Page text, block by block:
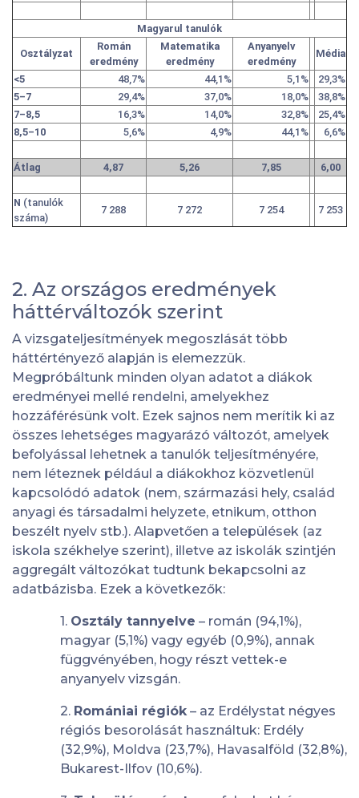
Magyarul tanulók
Osztályzat
Román
eredmény
Matematika
eredmény
Anyanyelv
eredmény
Média
<5 48,7% 44,1% 5,1%
29,3%
5–7
29,4% 37,0% 18,0%
38,8%
7–8,5
16,3% 14,0% 32,8%
25,4%
8,5–10
5,6% 4,9% 44,1% 6,6%
Átlag 4,87 5,26 7,85 6,00
N (tanulók
száma)
7 288 7 272 7 254 7 253
2. Az országos eredmények
háttérváltozók szerint
A vizsgateljesítmények megoszlását több
háttértényező alapján is elemezzük.
Megpróbáltunk minden olyan adatot a diákok
eredményei mellé rendelni, amelyekhez
hozzáférésünk volt. Ezek sajnos nem merítik ki az
összes lehetséges magyarázó változót, amelyek
befolyással lehetnek a tanulók teljesítményére,
nem léteznek például a diákokhoz közvetlenül
kapcsolódó adatok (nem, származási hely, család
anyagi és társadalmi helyzete, etnikum, otthon
beszélt nyelv stb.). Alapvetően a települések (az
iskola székhelye szerint), illetve az iskolák szintjén
aggregált változókat tudtunk bekapcsolni az
adatbázisba. Ezek a következők:
1. Osztály tannyelve – román (94,1%),
magyar (5,1%) vagy egyéb (0,9%), annak
függvényében, hogy részt vettek-e
anyanyelv vizsgán.
2. Romániai régiók – az Erdélystat négyes
régiós besorolását használtuk: Erdély
(32,9%), Moldva (23,7%), Havasalföld (32,8%),
Bukarest-Ilfov (10,6%).